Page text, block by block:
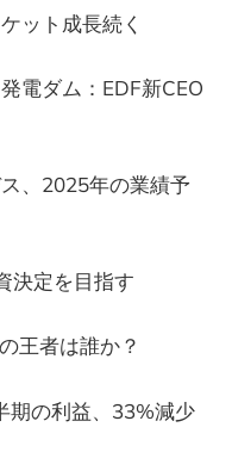
ット成長続く
電ダム：E​​DF新CEO
、2025年の業績予
決定を目指す
王者は誰か？
期の利益、33%減少